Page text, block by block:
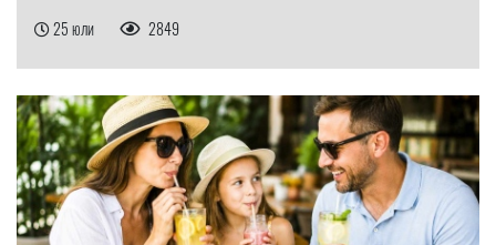
25 юли 2849